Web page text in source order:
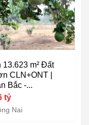
13.623 m² Đất
CLN+ONT |
Bắc -...
tỷ
Nai